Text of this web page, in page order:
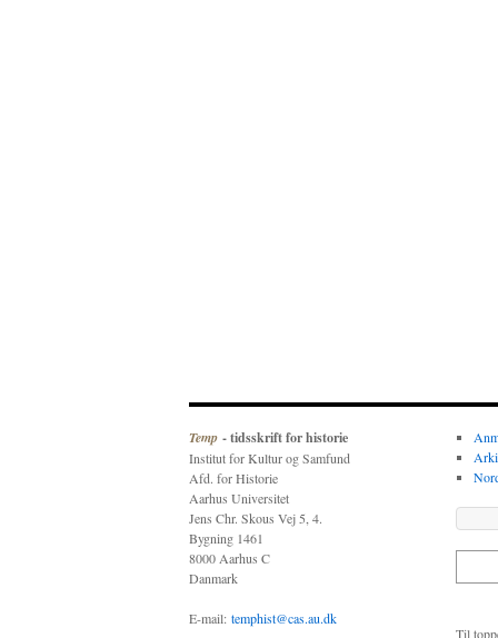
Temp - tidsskrift for historie
Institut for Kultur og Samfund
Afd. for Historie
Aarhus Universitet
Jens Chr. Skous Vej 5, 4.
Bygning 1461
8000 Aarhus C
Danmark
E-mail: temphist@cas.au.dk
Til